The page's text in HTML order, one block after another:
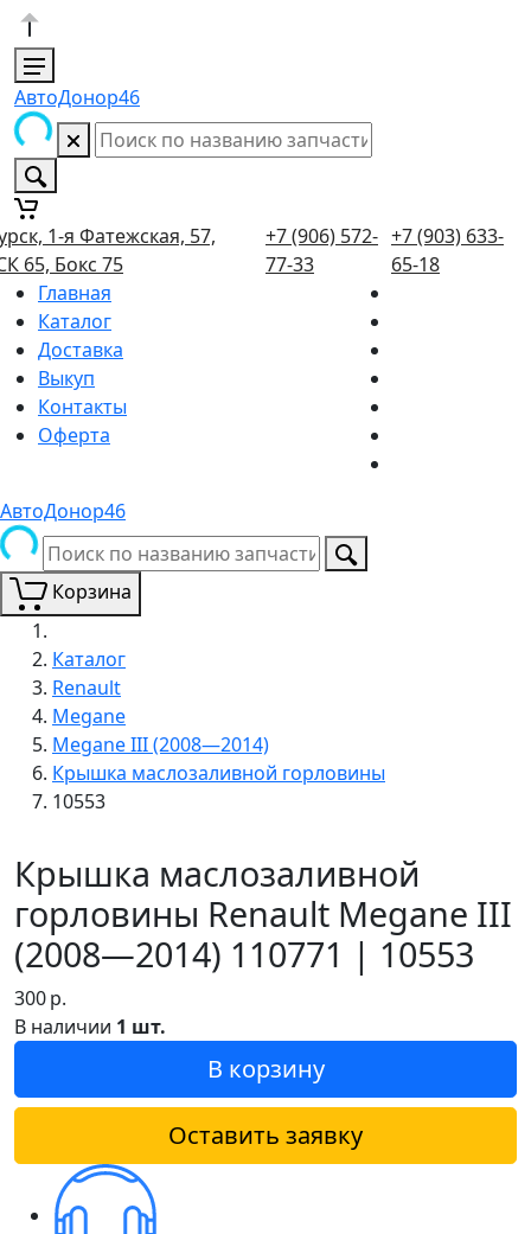
АвтоДонор46
1-я Фатежская, 57,
65, Бокс 75
+7 (906) 572-
77-33
+7 (903) 633-
65-18
Главная
Каталог
Доставка
Выкуп
Контакты
Оферта
АвтоДонор46
Корзина
Каталог
Renault
Megane
Megane III (2008—2014)
Крышка маслозаливной горловины
10553
Крышка маслозаливной
горловины Renault Megane III
(2008—2014) 110771 | 10553
300р.
В наличии 1 шт.
В корзину
Оставить заявку